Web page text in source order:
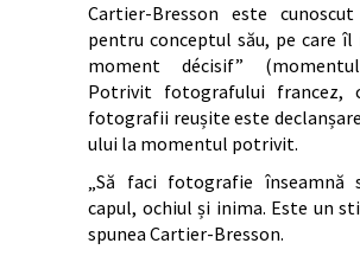
Cartier-Bresson este
pentru conceptul său, pe care îl
moment décisif”
Potrivit fotografului francez,
fotografii reușite este
ului la momentul potrivit.
„Să faci fotografie înseamnă
capul, ochiul și inima. Este un
spunea Cartier-Bresson.